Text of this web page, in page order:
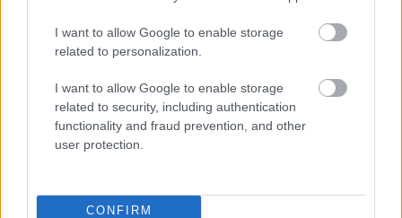
I want to allow Google to enable storage
related to personalization.
I want to allow Google to enable storage
related to security, including authentication
functionality and fraud prevention, and other
user protection.
CONFIRM
A GYŐRI AUDI ETO KC PÉNTEKI FELKÉSZÜLÉSI
Az energiaellátás tehermentesítése érdekében másfél órával
előrébb hozták a Brest Bretagne Handball elleni találkozó
kezdését.
1 hozzászólás